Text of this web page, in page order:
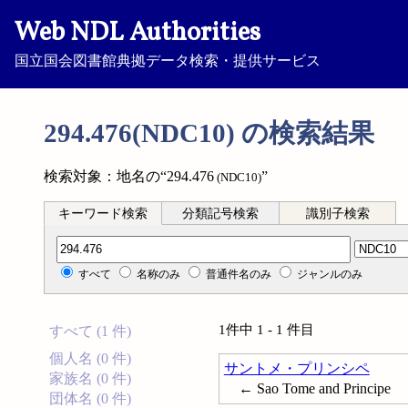
Web NDL Authorities
国立国会図書館典拠データ検索・提供サービス
294.476(NDC10) の検索結果
検索対象：地名の“294.476 (NDC10)”
キーワード検索 分類記号検索 識別子検索
分類記号検索
すべて 名称のみ 普通件名のみ ジャンルのみ
すべて (1 件)
個人名 (0 件)
家族名 (0 件)
団体名 (0 件)
1件中 1 - 1 件目
サントメ・プリンシペ
← Sao Tome and Principe